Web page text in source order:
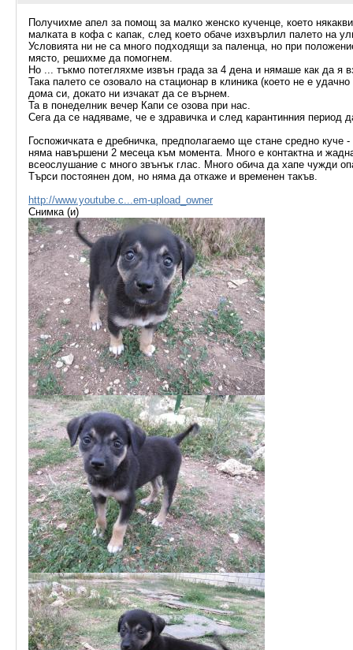
Получихме апел за помощ за малко женско кученце, което
малката в кофа с капак, след което обаче изхвърлил палето на
Условията ни не са много подходящи за паленца, но при
място, решихме да помогнем.
Но ... тъкмо потегляхме извън града за 4 дена и нямаше как да я
Така палето се озовало на стационар в клиника (което не е
дома си, докато ни изчакат да се върнем.
Та в понеделник вечер Капи се озова при нас.
Сега да се надяваме, че е здравичка и след карантинния период
Госпожичката е дребничка, предполагаемо ще стане средно
няма навършени 2 месеца към момента. Много е контактна и
всеослушание с много звънък глас. Много обича да хапе чужди
Търси постоянен дом, но няма да откаже и временен такъв.
http://www.youtube.c...em-upload_owner
Снимка (и)